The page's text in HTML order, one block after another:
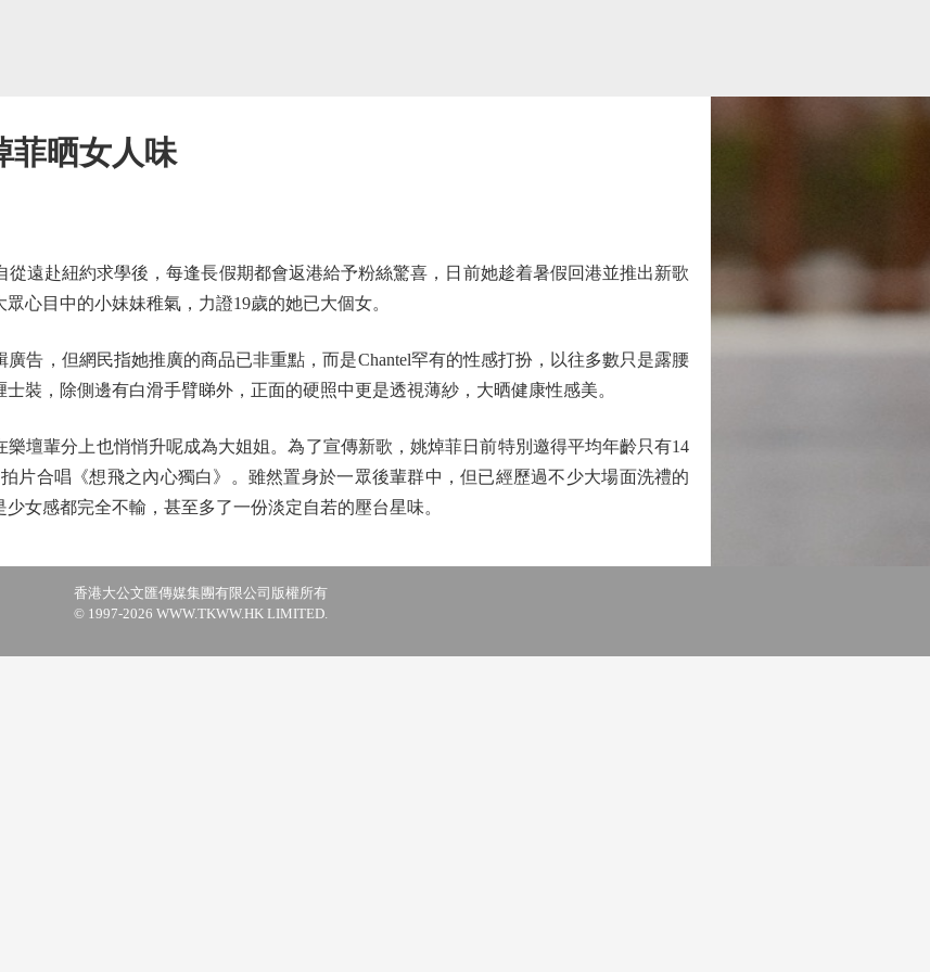
菲晒女人味
赴紐約求學後，每逢長假期都會返港給予粉絲驚喜，日前她趁着暑假回港並推出新歌
心目中的小妹妹稚氣，力證19歲的她已大個女。
，但網民指她推廣的商品已非重點，而是Chantel罕有的性感打扮，以往多數只是露腰
裝，除側邊有白滑手臂睇外，正面的硬照中更是透視薄紗，大晒健康性感美。
輩分上也悄悄升呢成為大姐姐。為了宣傳新歌，姚焯菲日前特別邀得平均年齡只有14
片合唱《想飛之內心獨白》。雖然置身於一眾後輩群中，但已經歷過不少大場面洗禮的
女感都完全不輸，甚至多了一份淡定自若的壓台星味。
香港大公文匯傳媒集團有限公司版權所有
© 1997-2026 WWW.TKWW.HK LIMITED.